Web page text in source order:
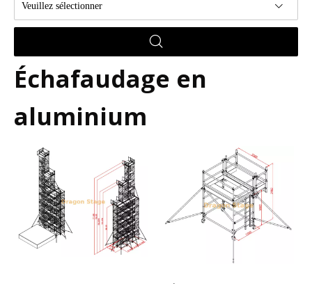
Veuillez sélectionner
Échafaudage en
aluminium